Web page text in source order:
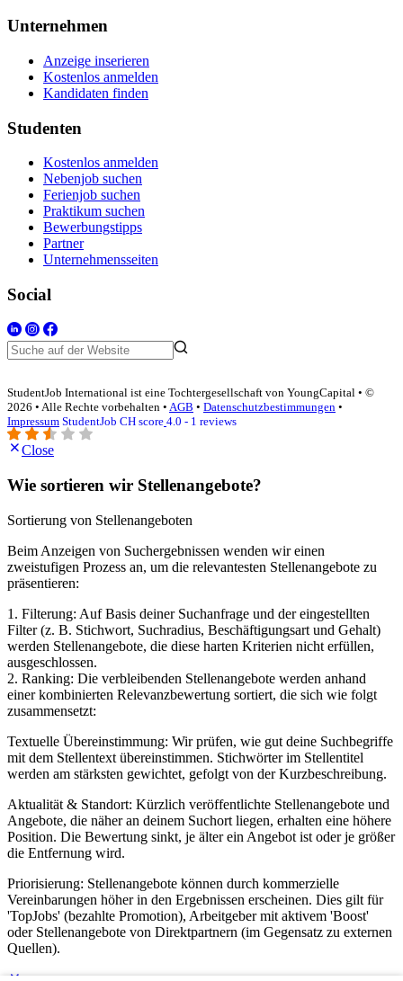
Unternehmen
Anzeige inserieren
Kostenlos anmelden
Kandidaten finden
Studenten
Kostenlos anmelden
Nebenjob suchen
Ferienjob suchen
Praktikum suchen
Bewerbungstipps
Partner
Unternehmensseiten
Social
StudentJob International ist eine Tochtergesellschaft von YoungCapital • ©
2026 • Alle Rechte vorbehalten • AGB • Datenschutzbestimmungen •
Impressum StudentJob CH score 4.0 - 1 reviews
Close
Wie sortieren wir Stellenangebote?
Sortierung von Stellenangeboten
Beim Anzeigen von Suchergebnissen wenden wir einen
zweistufigen Prozess an, um die relevantesten Stellenangebote zu
präsentieren:
1. Filterung: Auf Basis deiner Suchanfrage und der eingestellten
Filter (z. B. Stichwort, Suchradius, Beschäftigungsart und Gehalt)
werden Stellenangebote, die diese harten Kriterien nicht erfüllen,
ausgeschlossen.
2. Ranking: Die verbleibenden Stellenangebote werden anhand
einer kombinierten Relevanzbewertung sortiert, die sich wie folgt
zusammensetzt:
Textuelle Übereinstimmung: Wir prüfen, wie gut deine Suchbegriffe
mit dem Stellentext übereinstimmen. Stichwörter im Stellentitel
werden am stärksten gewichtet, gefolgt von der Kurzbeschreibung.
Aktualität & Standort: Kürzlich veröffentlichte Stellenangebote und
Angebote, die näher an deinem Suchort liegen, erhalten eine höhere
Position. Die Bewertung sinkt, je älter ein Angebot ist oder je größer
die Entfernung wird.
Priorisierung: Stellenangebote können durch kommerzielle
Vereinbarungen höher in den Ergebnissen erscheinen. Dies gilt für
'TopJobs' (bezahlte Promotion), Arbeitgeber mit aktivem 'Boost'
oder Stellenangebote von Direktpartnern (im Gegensatz zu externen
Quellen).